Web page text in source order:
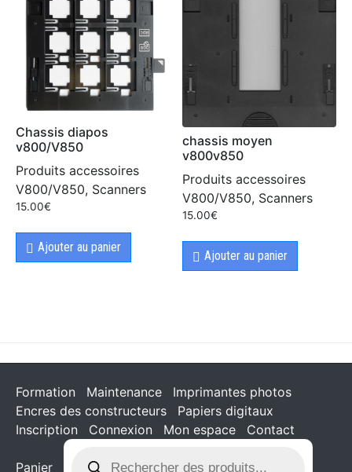
Chassis diapos
v800/V850
Produits accessoires
V800/V850, Scanners
15.00€
Ajouter au panier
chassis moyen
v800v850
Produits accessoires
V800/V850, Scanners
15.00€
Ajouter au panier
Formation Maintenance
Imprimantes photos
Encres des constructeurs
Papiers digitaux
Inscription
Connexion Mon espace Contact
Panier